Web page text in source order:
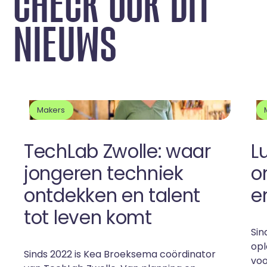
NIEUWS
Makers
TechLab Zwolle: waar
jongeren techniek
ontdekken en talent
tot leven komt
Sinds 2022 is Kea Broeksema coördinator